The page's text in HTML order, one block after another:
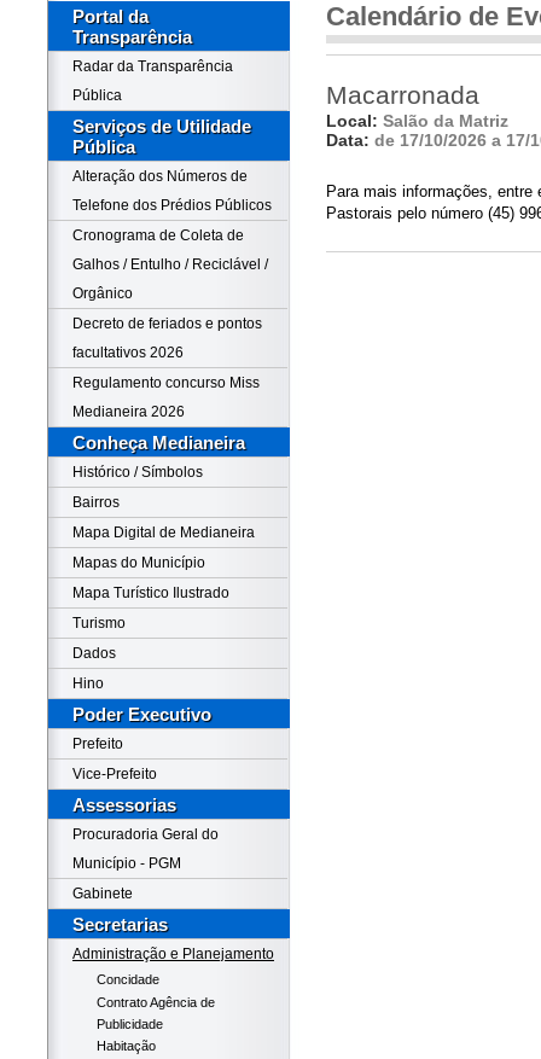
Portal da
Transparência
Radar da Transparência
Pública
Serviços de Utilidade
Pública
Alteração dos Números de
Telefone dos Prédios Públicos
Cronograma de Coleta de
Galhos / Entulho / Reciclável /
Orgânico
Decreto de feriados e pontos
facultativos 2026
Regulamento concurso Miss
Medianeira 2026
Conheça Medianeira
Histórico / Símbolos
Bairros
Mapa Digital de Medianeira
Mapas do Município
Mapa Turístico Ilustrado
Turismo
Dados
Hino
Poder Executivo
Prefeito
Vice-Prefeito
Assessorias
Procuradoria Geral do
Município - PGM
Gabinete
Secretarias
Administração e Planejamento
Concidade
Contrato Agência de
Publicidade
Habitação
Calendário de
Macarronada
Local: Salão da Matriz
Data: de 17/10/2026 a 17/
Para mais informações,
Pastorais pelo número (45)